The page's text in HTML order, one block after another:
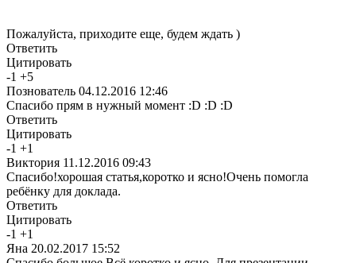
Пожалуйста, приходите еще, будем ждать )
Ответить
Цитировать
-1 +5
Познователь 04.12.2016 12:46
Спасибо прям в нужный момент :D :D :D
Ответить
Цитировать
-1 +1
Виктория 11.12.2016 09:43
Спасибо!хорошая статья,коротко и ясно!Очень помогла
ребёнку для доклада.
Ответить
Цитировать
-1 +1
Яна 20.02.2017 15:52